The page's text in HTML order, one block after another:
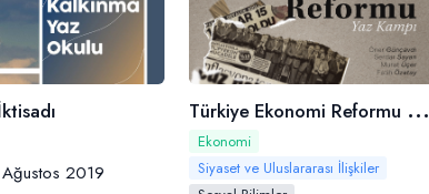
2019
T
ürkiye Ekonomi Reformu Yaz Okulu
Ekonomi
Siyaset ve Uluslararası İlişkiler